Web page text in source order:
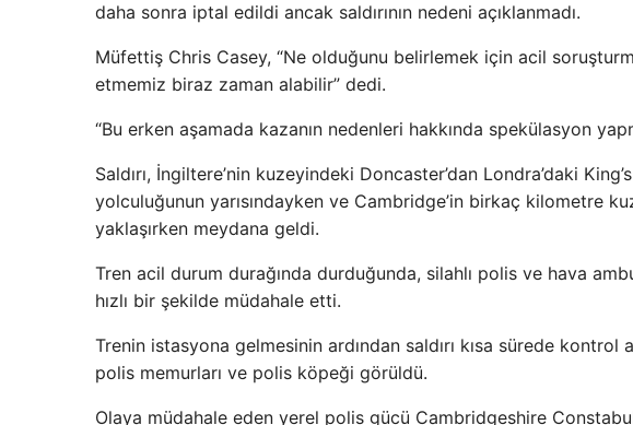
daha sonra iptal edildi ancak saldırının nedeni açıklanmadı.
Müfettiş Chris Casey, “Ne olduğunu belirlemek için acil
etmemiz biraz zaman alabilir” dedi.
“Bu erken aşamada kazanın nedenleri hakkında spekülasyon
Saldırı, İngiltere’nin kuzeyindeki Doncaster’dan Londra’daki
yolculuğunun yarısındayken ve Cambridge’in birkaç kilometre
yaklaşırken meydana geldi.
Tren acil durum durağında durduğunda, silahlı polis ve hava
hızlı bir şekilde müdahale etti.
Trenin istasyona gelmesinin ardından saldırı kısa sürede
polis memurları ve polis köpeği görüldü.
Olaya müdahale eden yerel polis gücü Cambridgeshire